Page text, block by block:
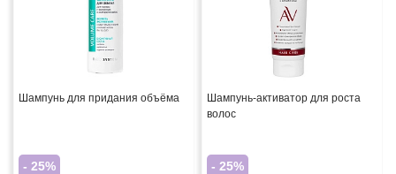
Шампунь для придания объёма
- 25%
Шампунь-активатор для роста
волос
- 25%